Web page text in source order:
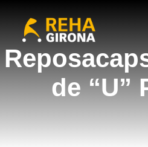
de “U”